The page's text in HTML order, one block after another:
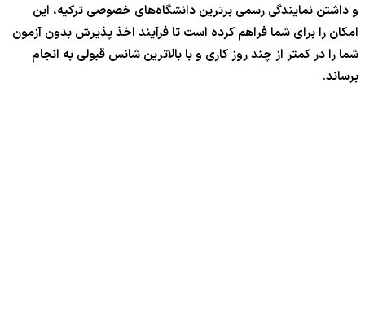
و داشتن نمایندگی رسمی برترین دانشگاه‌های خصوصی ترکیه، این
امکان را برای شما فراهم کرده است تا فرآیند اخذ پذیرش بدون آزمون
شما را در کمتر از چند روز کاری و با بالاترین شانس قبولی به انجام
برساند.